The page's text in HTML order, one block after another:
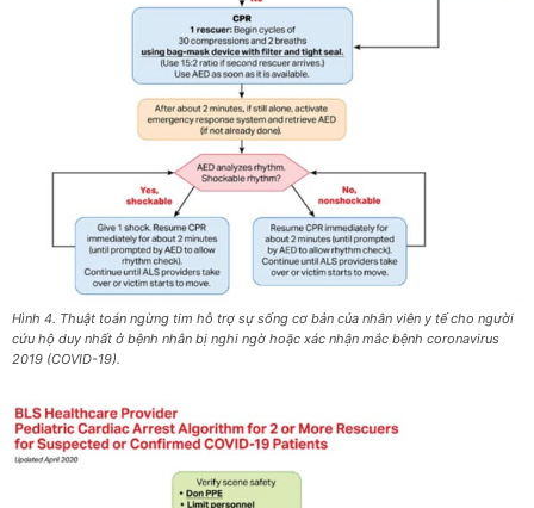
Hình 4. Thuật toán ngừng tim hỗ trợ sự sống cơ bản của nhân viên y tế cho người
cứu hộ duy nhất ở bệnh nhân bị nghi ngờ hoặc xác nhận mắc bệnh coronavirus
2019 (COVID-19).